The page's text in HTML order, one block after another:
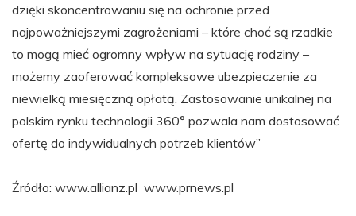
dzięki skoncentrowaniu się na ochronie przed
najpoważniejszymi zagrożeniami – które choć są rzadkie
to mogą mieć ogromny wpływ na sytuację rodziny –
możemy zaoferować kompleksowe ubezpieczenie za
niewielką miesięczną opłatą. Zastosowanie unikalnej na
polskim rynku technologii 360° pozwala nam dostosować
ofertę do indywidualnych potrzeb klientów”
Źródło: www.allianz.pl www.prnews.pl